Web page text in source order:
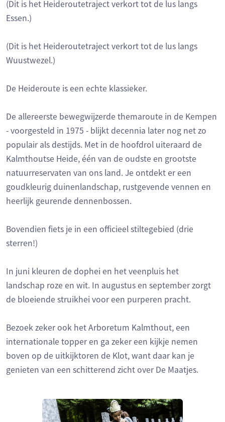
(Dit is het Heideroutetraject verkort tot de lus langs
Essen.)
(Dit is het Heideroutetraject verkort tot de lus langs
Wuustwezel.)
De Heideroute is een echte klassieker.
De allereerste bewegwijzerde themaroute in de Kempen
- voorgesteld in 1975 - blijkt decennia later nog net zo
populair als destijds. Met in de hoofdrol uiteraard de
Kalmthoutse Heide, één van de oudste en grootste
natuurreservaten van ons land. Je ontdekt er een
goudkleurig duinenlandschap, rustgevende vennen en
heerlijk geurende dennenbossen.
Bovendien fiets je in een officieel stiltegebied (drie
sterren!)
In juni kleuren de dophei en het veenpluis het
landschap roze en wit. In augustus en september zorgt
de bloeiende struikhei voor een purperen pracht.
Bezoek zeker ook het Arboretum Kalmthout, een
internationale topper en ga zeker een kijkje nemen
boven op de uitkijktoren de Klot, want daar kan je
genieten van een schitterend zicht over De Maatjes.